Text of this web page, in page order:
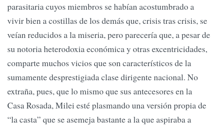
parasitaria cuyos miembros se habían acostumbrado a
vivir bien a costillas de los demás que, crisis tras crisis, se
veían reducidos a la miseria, pero parecería que, a pesar de
su notoria heterodoxia económica y otras excentricidades,
comparte muchos vicios que son característicos de la
sumamente desprestigiada clase dirigente nacional. No
extraña, pues, que lo mismo que sus antecesores en la
Casa Rosada, Milei esté plasmando una versión propia de
“la casta” que se asemeja bastante a la que aspiraba a